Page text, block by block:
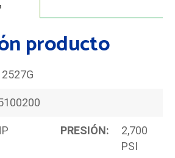
producto
2527G
PRESIÓN:
2,700
PSI